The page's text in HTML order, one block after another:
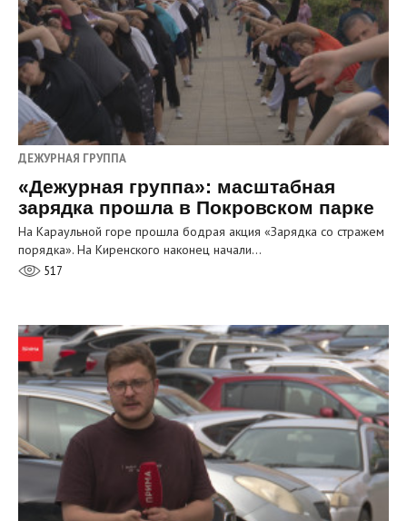
ДЕЖУРНАЯ ГРУППА
«Дежурная группа»: масштабная
зарядка прошла в Покровском парке
На Караульной горе прошла бодрая акция «Зарядка со стражем
порядка». На Киренского наконец начали…
517